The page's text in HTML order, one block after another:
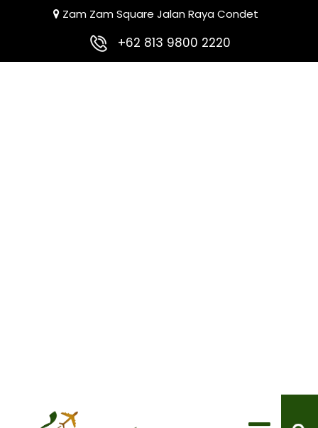
Zam Zam Square Jalan Raya Condet
+62 813 9800 2220